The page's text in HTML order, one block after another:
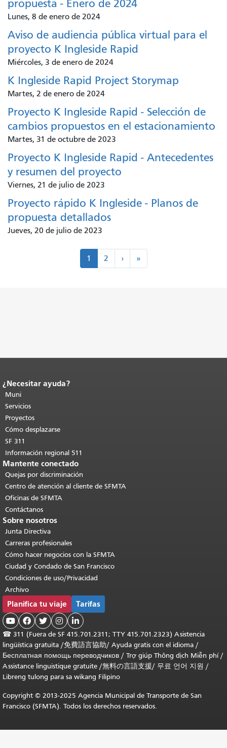
propuesta - Enero de 2024
Lunes, 8 de enero de 2024
Aviso de audiencia pública virtual para el
proyecto K Ingleside Rapid
Miércoles, 3 de enero de 2024
K Ingleside Rapid Project Storymap
Martes, 2 de enero de 2024
Proyecto K Ingleside Rapid - Selección de
cambios propuestos en el estacionamiento
Martes, 31 de octubre de 2023
Proyecto K Ingleside Rapid - Antecedentes
y resumen del proyecto
Viernes, 21 de julio de 2023
Proyecto rápido K Ingleside - Planos de
propuesta detallados
Jueves, 20 de julio de 2023
1 2 ›Próximo
>
»Último
"
Fin del contenido de la página.
de esta página se repite en todas las
páginas.Volver al principio del
contenido principal
¿Necesitar ayuda?
Muni
Servicios
Proyectos
Cómo desplazarse
SF 311
Información regional 511
Mantente conectado
Quejas por discriminación
Centro de atención al cliente de SFMTA
Oficinas de SFMTA
Contáctanos
Sobre nosotros
Junta Directiva
Carreras profesionales
Cómo hacer negocios con la SFMTA
Ciudad y Condado de San Francisco
Condiciones de uso/Privacidad
Archivo
Planifica tu viaje Tarifas
    
☎ 311 (Fuera de SF 415.701.2311; TTY 415.701.2323) Asistencia
lingüística gratuita /免費語言協助/ Ayuda gratis con el idioma /
Бесплатная помощь переводчиков / Trợ giúp Thông dịch Miễn phí/
Assistance linguistique gratuite /無料の言語支援/ 무료 언어 지원 /
Libreng tulong para sa wikang Filipino
Copyright © 2013-2025 Agencia Municipal de Transporte de San
Francisco (SFMTA). Todos los derechos reservados.